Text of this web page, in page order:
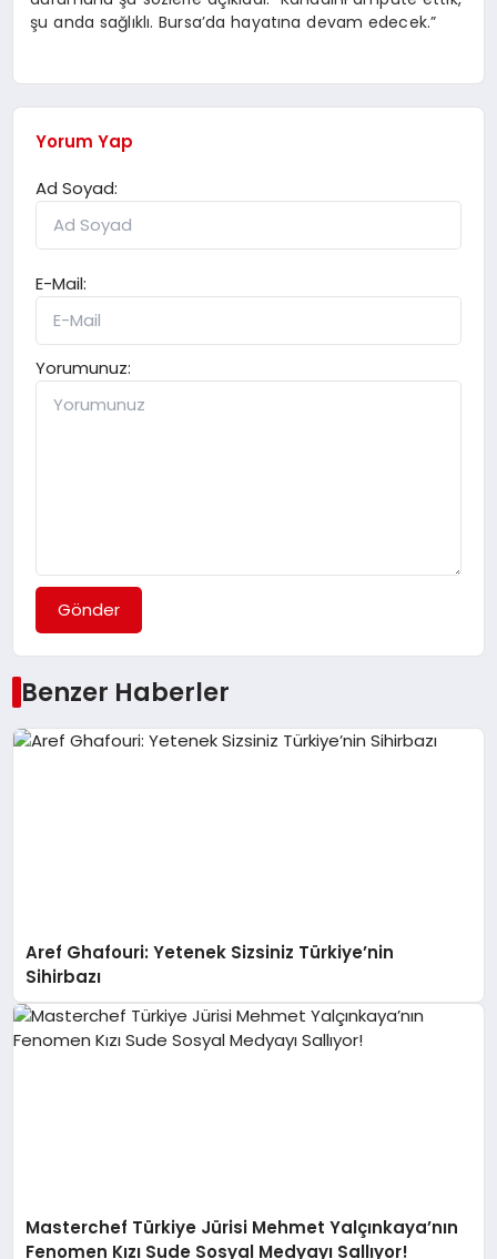
şu anda sağlıklı. Bursa’da hayatına devam edecek.”
Yorum Yap
Ad Soyad:
E-Mail:
Yorumunuz:
Gönder
Benzer Haberler
Aref Ghafouri: Yetenek Sizsiniz Türkiye’nin
Sihirbazı
Masterchef Türkiye Jürisi Mehmet Yalçınkaya’nın
Fenomen Kızı Sude Sosyal Medyayı Sallıyor!